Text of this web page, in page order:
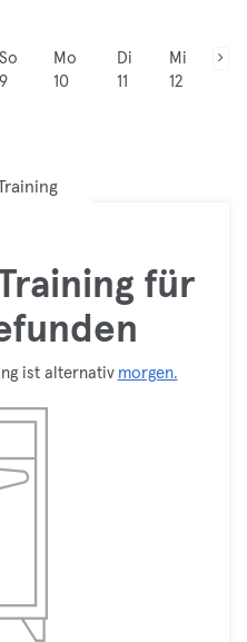
So
9
Mo
10
Di
11
Mi
12
für
ist alternativ morgen.